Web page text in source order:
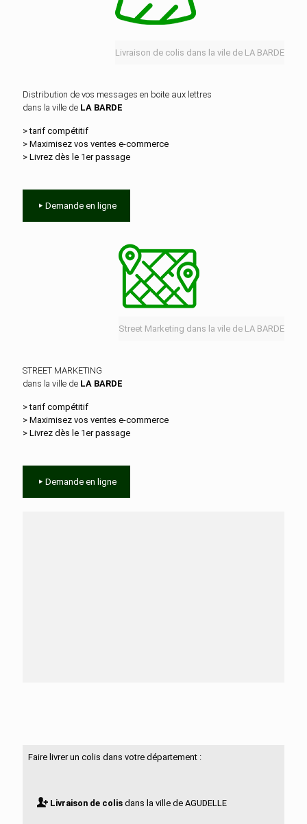
Livraison de colis dans la vile de LA BARDE
Distribution de vos messages en boite aux lettres
dans la ville de LA BARDE
> tarif compétitif
> Maximisez vos ventes e‑commerce
> Livrez dès le 1er passage
Demande en ligne
Street Marketing dans la vile de LA BARDE
STREET MARKETING
dans la ville de LA BARDE
> tarif compétitif
> Maximisez vos ventes e‑commerce
> Livrez dès le 1er passage
Demande en ligne
Faire livrer un colis dans votre département :
Livraison de colisdans la ville de AGUDELLE